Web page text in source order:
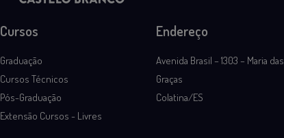
Cursos
Graduação
Cursos Técnicos
Pós-Graduação
Extensão Cursos - Livres
Endereço
Avenida Brasil – 1303 – Maria das
Graças
Colatina/ES